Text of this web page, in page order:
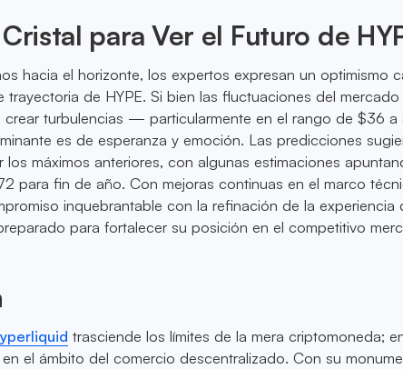
para Ver el Futuro de
hacia el horizonte, los expertos expresan un optimismo
trayectoria de HYPE. Si bien las fluctuaciones del mercado
crear turbulencias — particularmente en el rango de $36
es de esperanza y emoción. Las predicciones
los máximos anteriores, con algunas estimaciones
para fin de año. Con mejoras continuas en el marco
inquebrantable con la refinación de la experiencia
para fortalecer su posición en el competitivo
trasciende los límites de la mera criptomoneda;
el ámbito del comercio descentralizado. Con su